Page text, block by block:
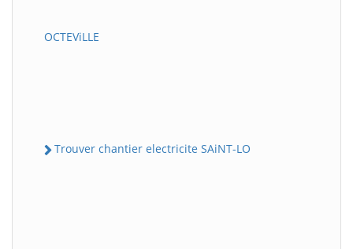
OCTEViLLE
Trouver chantier electricite SAiNT-LO